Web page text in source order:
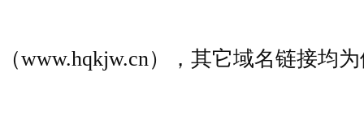
（www.hqkjw.cn），其它域名链接均